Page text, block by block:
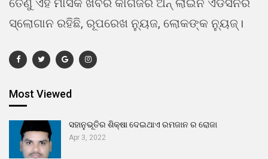
ସ୍ଲୋଗାନ ରହିଛି, ରୂପରେଖ ନ୍ୟୁଜ, ଲୋକଙ୍କ ନ୍ୟୁଜ୍।
Most Viewed
ସହାନୁଭୂତିର ଶିକ୍ଷା ଦେଇଥାଏ ରମଜାନ ର ରୋଜା
Apr 3, 2022